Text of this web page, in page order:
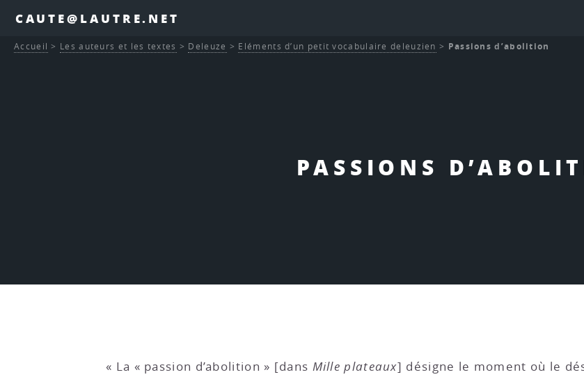
CAUTE@LAUTRE.NET
PASSIONS
Accueil > Les auteurs et les textes > Deleuze > Eléments d’un petit vocabulaire deleuzien > Passions d’abolition
« La « passion d’abolition » [dans Mille plateaux] désigne le moment où le